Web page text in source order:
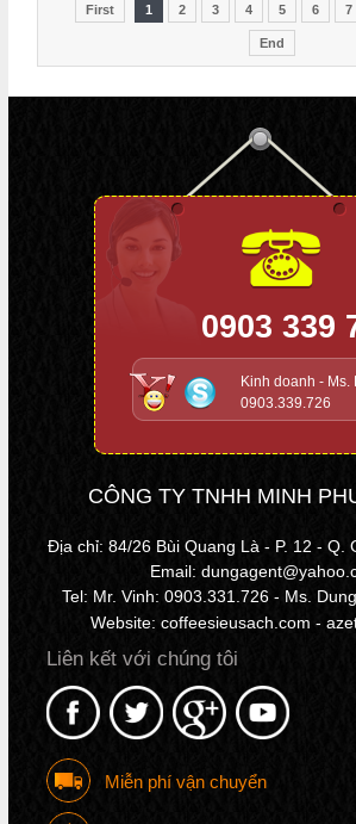
First 1 2 3 4 5 6 7
End
0903 339
Kinh doanh - Ms.
0903.339.726
CÔNG TY TNHH MINH
Địa chỉ: 84/26 Bùi Quang Là - P. 12 - Q.
Email:
Tel: Mr. Vinh: 0903.331.726 - Ms.
Website: coffeesieusach.com -
Liên kết với chúng tôi
Miễn phí vận chuyển